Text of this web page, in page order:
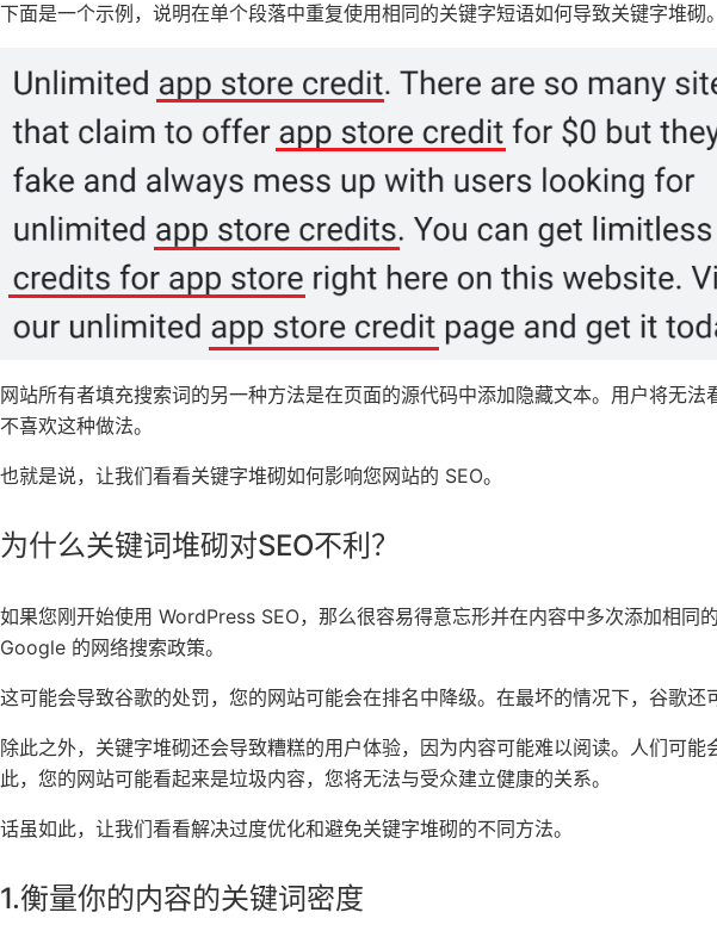
下面是一个示例，说明在单个段落中重复使用相同的关键字短语如何导致关键字堆砌。
网站所有者填充搜索词的另一种方法是在页面的源代码中添加隐藏文本。用户将无
不喜欢这种做法。
也就是说，让我们看看关键字堆砌如何影响您网站的 SEO。
为什么关键词堆砌对SEO不利？
如果您刚开始使用 WordPress SEO，那么很容易得意忘形并在内容中多次添加相同
Google 的网络搜索政策。
这可能会导致谷歌的处罚，您的网站可能会在排名中降级。在最坏的情况下，谷歌还
除此之外，关键字堆砌还会导致糟糕的用户体验，因为内容可能难以阅读。人们可
此，您的网站可能看起来是垃圾内容，您将无法与受众建立健康的关系。
话虽如此，让我们看看解决过度优化和避免关键字堆砌的不同方法。
1.衡量你的内容的关键词密度